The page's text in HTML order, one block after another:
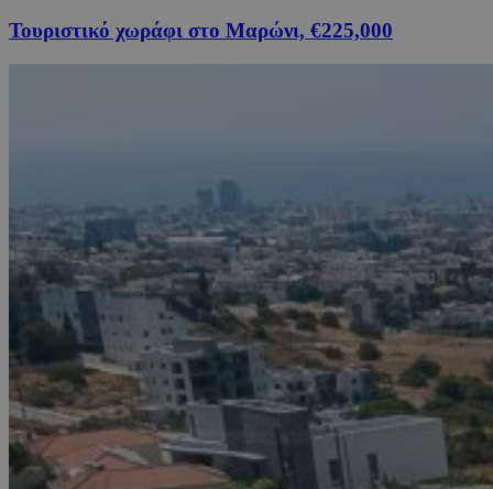
Τουριστικό χωράφι στο Μαρώνι, €225,000